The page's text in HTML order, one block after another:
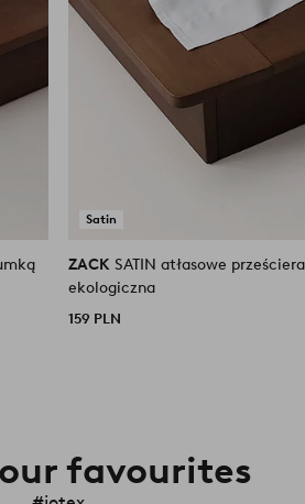
Satin
ZACK SATIN atłasowe
ekologiczna
159 PLN
favourites